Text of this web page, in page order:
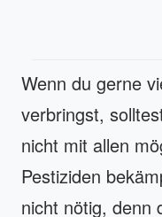
Wenn du gerne
verbringst,
nicht mit allen
Pestiziden
nicht nötig, denn